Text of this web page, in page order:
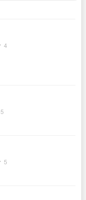
4
5
5